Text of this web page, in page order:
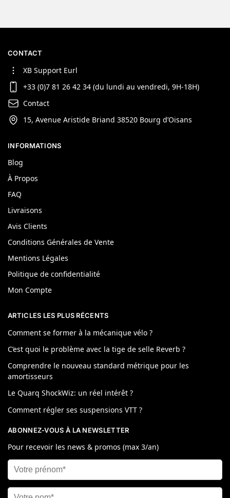
CONTACT
XB Support Eurl
+33 (0)7 81 26 42 34 (du lundi au vendredi, 9H-18H)
Contact
15, Avenue Aristide Briand 38520 Bourg d’Oisans
INFORMATIONS
Blog
À Propos
FAQ
Livraisons
Avis Clients
Conditions Générales de Vente
Mentions Légales
Politique de confidentialité
Mon Compte
ARTICLES LES PLUS RÉCENTS
Comment se former à la mécanique vélo ?
C’est quoi le problème avec la tige de selle Reverb ?
Comprendre le nouveau standard métrique pour les
amortisseurs
Le Quarq ShockWiz: un réel intérêt ?
Comment régler ses suspensions VTT ?
ABONNEZ-VOUS À LA NEWSLETTER
Pour recevoir les news & promos (max 3/an)